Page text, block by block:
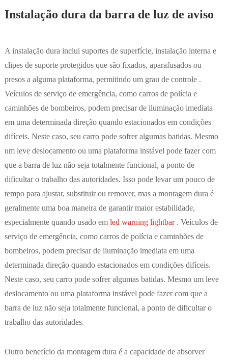
Instalação dura da barra de luz de aviso
A instalação dura inclui suportes de superfície, instalação interna e
clipes de suporte protegidos que são fixados, aparafusados ou
presos a alguma plataforma, permitindo um grau de controle .
Veículos de serviço de emergência, como carros de polícia e
caminhões de bombeiros, podem precisar de iluminação imediata
em uma determinada direção quando estacionados em condições
difíceis. Neste caso, seu carro pode sofrer algumas batidas. Mesmo
um leve deslocamento ou uma plataforma instável pode fazer com
que a barra de luz não seja totalmente funcional, a ponto de
dificultar o trabalho das autoridades. Isso pode levar um pouco de
tempo para ajustar, substituir ou remover, mas a montagem dura é
geralmente uma boa maneira de garantir maior estabilidade,
especialmente quando usado em led warning lightbar . Veículos de
serviço de emergência, como carros de polícia e caminhões de
bombeiros, podem precisar de iluminação imediata em uma
determinada direção quando estacionados em condições difíceis.
Neste caso, seu carro pode sofrer algumas batidas. Mesmo um leve
deslocamento ou uma plataforma instável pode fazer com que a
barra de luz não seja totalmente funcional, a ponto de dificultar o
trabalho das autoridades.
Outro benefício da montagem dura é a capacidade de absorver